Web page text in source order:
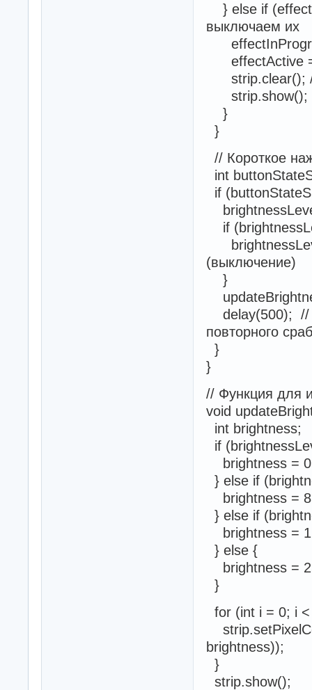
} else if
выключаем их
effectActive
strip.clear();
strip.show();
}
}
// Короткое
int
if
if
(выключение)
}
delay(500); //
повторного
}
}
// Функция для
void
int brightness;
if
brightness =
} else if
brightness =
} else if
brightness =
} else {
brightness =
}
for (int i = 0; i
brightness));
}
strip.show();